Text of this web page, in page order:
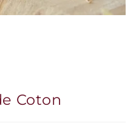
Coton